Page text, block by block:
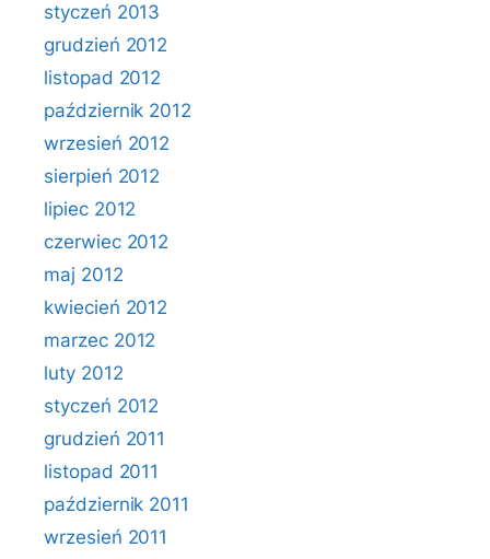
styczeń 2013
grudzień 2012
listopad 2012
październik 2012
wrzesień 2012
sierpień 2012
lipiec 2012
czerwiec 2012
maj 2012
kwiecień 2012
marzec 2012
luty 2012
styczeń 2012
grudzień 2011
listopad 2011
październik 2011
wrzesień 2011